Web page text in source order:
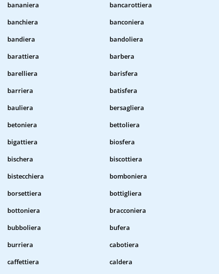
bananiera
bancarottiera
banchiera
banconiera
bandiera
bandoliera
barattiera
barbera
barelliera
barisfera
barriera
batisfera
bauliera
bersagliera
betoniera
bettoliera
bigattiera
biosfera
bischera
biscottiera
bistecchiera
bomboniera
borsettiera
bottigliera
bottoniera
bracconiera
bubboliera
bufera
burriera
cabotiera
caffettiera
caldera